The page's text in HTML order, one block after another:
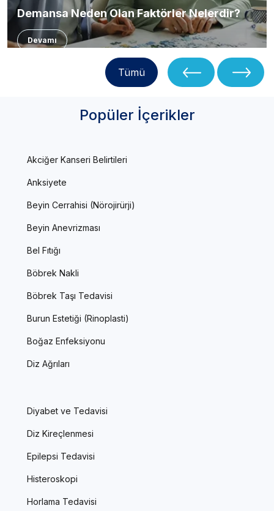
Demansa Neden Olan Faktörler Nelerdir?
Devamı
Tümü
Popüler İçerikler
Akciğer Kanseri Belirtileri
Anksiyete
Beyin Cerrahisi (Nörojirürji)
Beyin Anevrizması
Bel Fıtığı
Böbrek Nakli
Böbrek Taşı Tedavisi
Burun Estetiği (Rinoplasti)
Boğaz Enfeksiyonu
Diz Ağrıları
Diyabet ve Tedavisi
Diz Kireçlenmesi
Epilepsi Tedavisi
Histeroskopi
Horlama Tedavisi